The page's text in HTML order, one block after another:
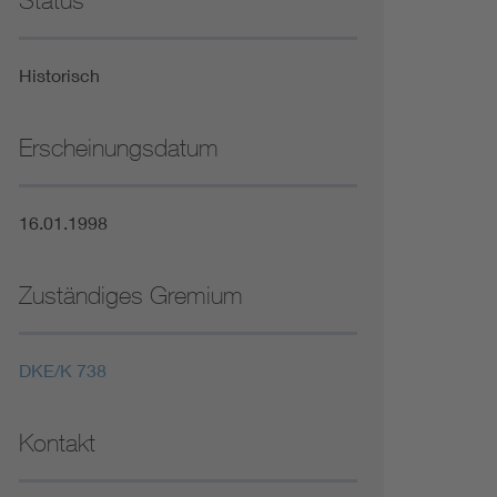
Not- und Sicherheitsbeleuchtung
Historisch
Erscheinungsdatum
16.01.1998
Zuständiges Gremium
DKE/K 738
Kontakt